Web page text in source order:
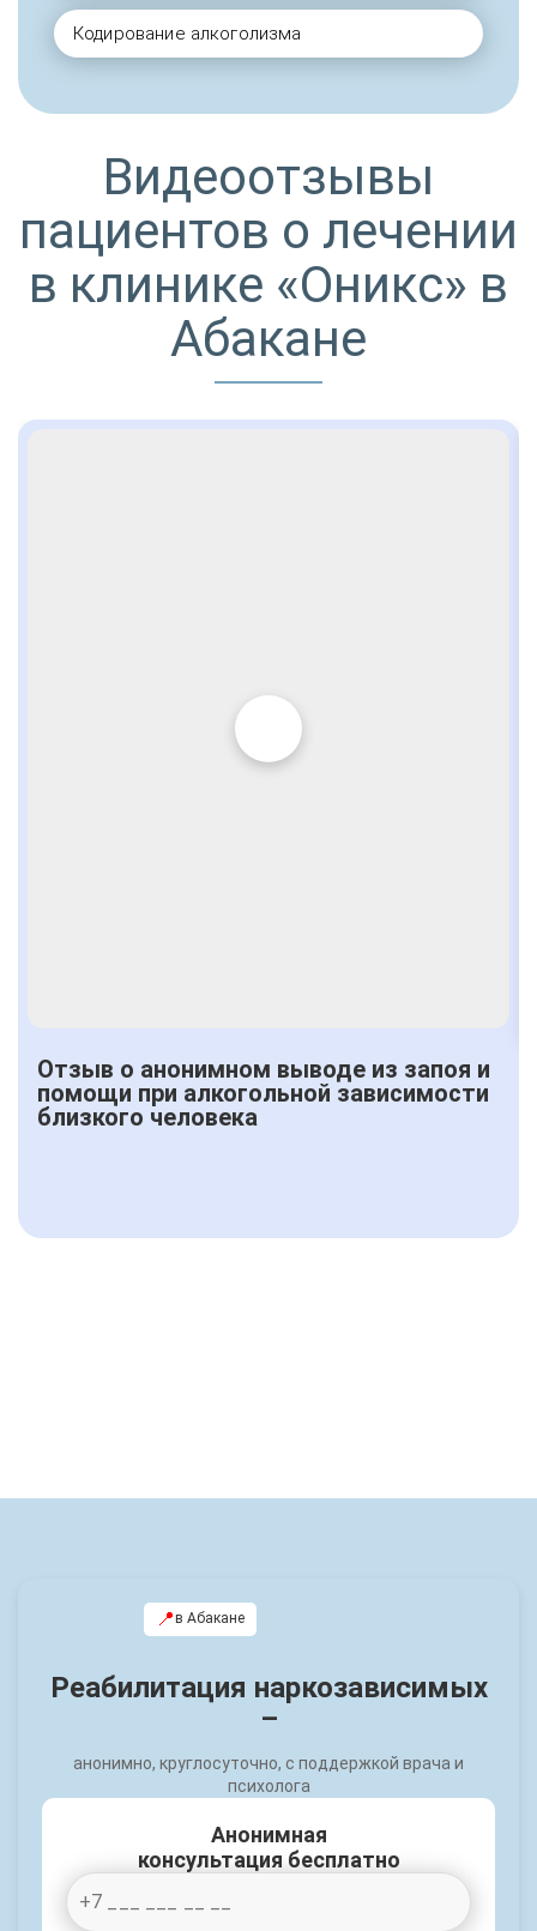
Кодирование алкоголизма
Видеоотзывы
пациентов о лечении
в клинике «Оникс» в
Абакане
Отзыв о анонимном выводе из запоя и
помощи при алкогольной зависимости
близкого человека
📍в Абакане
Реабилитация наркозависимых
–
анонимно, круглосуточно, с поддержкой врача и
психолога
Анонимная
консультация бесплатно